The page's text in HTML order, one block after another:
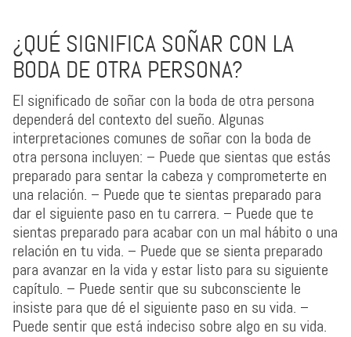
¿QUÉ SIGNIFICA SOÑAR CON LA
BODA DE OTRA PERSONA?
El significado de soñar con la boda de otra persona
dependerá del contexto del sueño. Algunas
interpretaciones comunes de soñar con la boda de
otra persona incluyen: – Puede que sientas que estás
preparado para sentar la cabeza y comprometerte en
una relación. – Puede que te sientas preparado para
dar el siguiente paso en tu carrera. – Puede que te
sientas preparado para acabar con un mal hábito o una
relación en tu vida. – Puede que se sienta preparado
para avanzar en la vida y estar listo para su siguiente
capítulo. – Puede sentir que su subconsciente le
insiste para que dé el siguiente paso en su vida. –
Puede sentir que está indeciso sobre algo en su vida.